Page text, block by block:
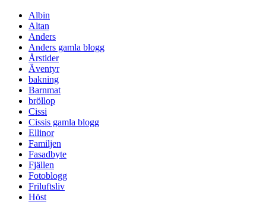
Albin
Altan
Anders
Anders gamla blogg
Årstider
Äventyr
bakning
Barnmat
bröllop
Cissi
Cissis gamla blogg
Ellinor
Familjen
Fasadbyte
Fjällen
Fotoblogg
Friluftsliv
Höst